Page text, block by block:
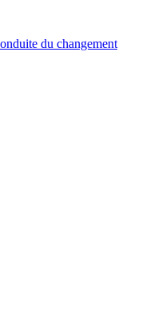
du changement